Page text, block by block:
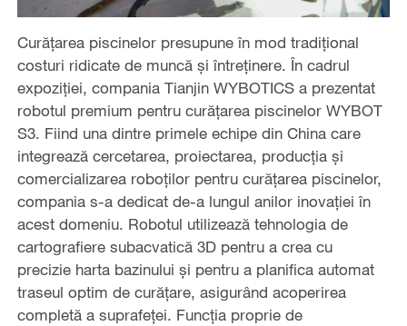
Curățarea piscinelor presupune în mod tradițional
costuri ridicate de muncă și întreținere. În cadrul
expoziției, compania Tianjin WYBOTICS a prezentat
robotul premium pentru curățarea piscinelor WYBOT
S3. Fiind una dintre primele echipe din China care
integrează cercetarea, proiectarea, producția și
comercializarea roboților pentru curățarea piscinelor,
compania s-a dedicat de-a lungul anilor inovației în
acest domeniu. Robotul utilizează tehnologia de
cartografiere subacvatică 3D pentru a crea cu
precizie harta bazinului și pentru a planifica automat
traseul optim de curățare, asigurând acoperirea
completă a suprafeței. Funcția proprie de